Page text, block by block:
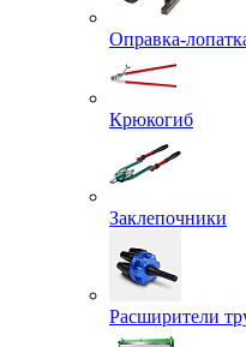
Оправка-
Крюкогиб
Заклепочники
Расширители